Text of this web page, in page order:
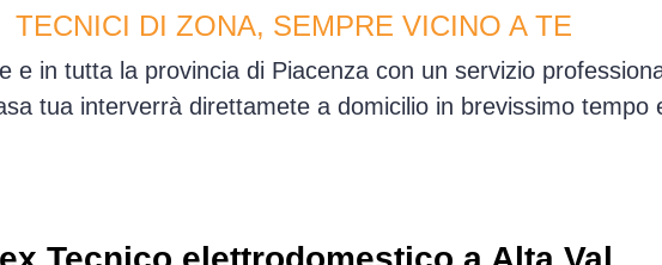
TECNICI DI ZONA, SEMPRE VICINO A TE
e in tutta la provincia di Piacenza con un servizio
tua interverrà direttamete a domicilio in brevissimo tempo